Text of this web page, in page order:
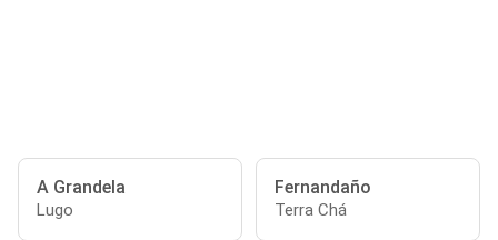
A Grandela
Lugo
Fernandaño
Terra Chá